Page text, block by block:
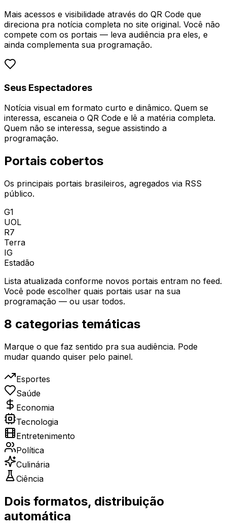
Mais acessos e visibilidade através do QR Code que
direciona pra notícia completa no site original. Você não
compete com os portais — leva audiência pra eles, e
ainda complementa sua programação.
Seus Espectadores
Notícia visual em formato curto e dinâmico. Quem se
interessa, escaneia o QR Code e lê a matéria completa.
Quem não se interessa, segue assistindo a
programação.
Portais cobertos
Os principais portais brasileiros, agregados via RSS
público.
G1
UOL
R7
Terra
IG
Estadão
Lista atualizada conforme novos portais entram no feed.
Você pode escolher quais portais usar na sua
programação — ou usar todos.
8 categorias temáticas
Marque o que faz sentido pra sua audiência. Pode
mudar quando quiser pelo painel.
Esportes
Saúde
Economia
Tecnologia
Entretenimento
Política
Culinária
Ciência
Dois formatos, distribuição
automática